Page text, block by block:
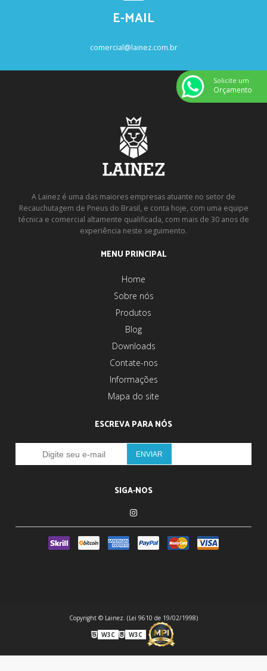
E-MAIL
comercial@lainez.com.br
A Lainez é uma das maiores empresas atuante no setor de
Recauchutagem de Pneus do Brasil, e conta hoje, com uma equipe
técnica e comercial altamente qualificada, com mais de 30 anos de
experiência neste seguimento.
MENU PRINCIPAL
Home
Sobre nós
Produtos
Blog
Downloads
Contate-nos
Informações
Mapa do site
ESCREVA PARA NÓS
SIGA-NOS
Copyright © Lainez. (Lei 9610 de 19/02/1998)
W3C
W3C
Solicite um
Orçamento